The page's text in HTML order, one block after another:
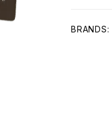
BRANDS: